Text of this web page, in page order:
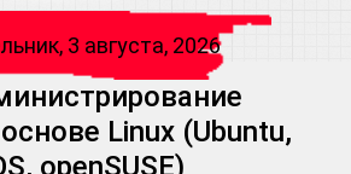
3 августа, 2026
Linux (Ubuntu,
openSUSE)